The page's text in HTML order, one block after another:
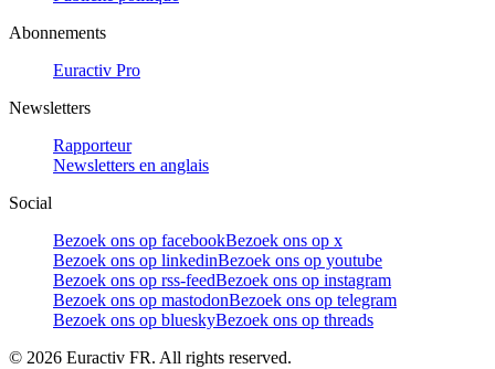
Abonnements
Euractiv Pro
Newsletters
Rapporteur
Newsletters en anglais
Social
Bezoek ons op facebookBezoek ons op x
Bezoek ons op linkedinBezoek ons op youtube
Bezoek ons op rss-feedBezoek ons op instagram
Bezoek ons op mastodonBezoek ons op telegram
Bezoek ons op blueskyBezoek ons op threads
© 2026 Euractiv FR. All rights reserved.